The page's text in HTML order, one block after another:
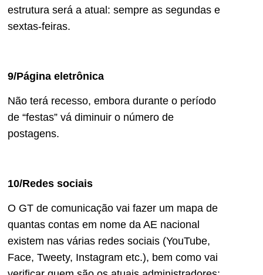
estrutura será a atual: sempre as segundas e
sextas-feiras.
9/Página eletrônica
Não terá recesso, embora durante o período
de “festas” vá diminuir o número de
postagens.
10/Redes sociais
O GT de comunicação vai fazer um mapa de
quantas contas em nome da AE nacional
existem nas várias redes sociais (YouTube,
Face, Tweety, Instagram etc.), bem como vai